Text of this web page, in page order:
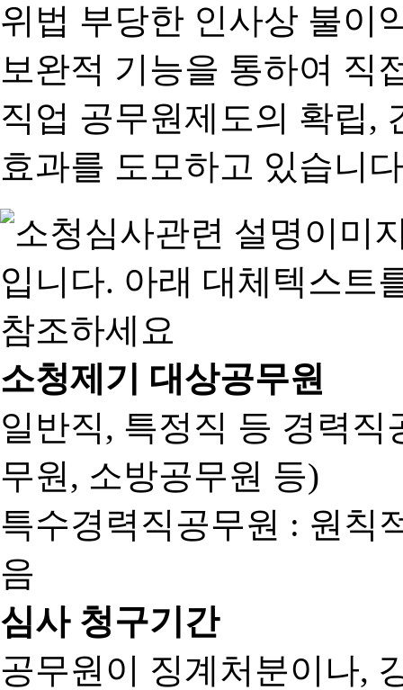
위법 부당한 인사상 불이
보완적 기능을 통하여 직
직업 공무원제도의 확립,
효과를 도모하고 있습니
소청제기 대상공무원
일반직, 특정직 등 경력
무원, 소방공무원 등)
특수경력직공무원 : 원칙
음
심사 청구기간
공무원이 징계처분이나,